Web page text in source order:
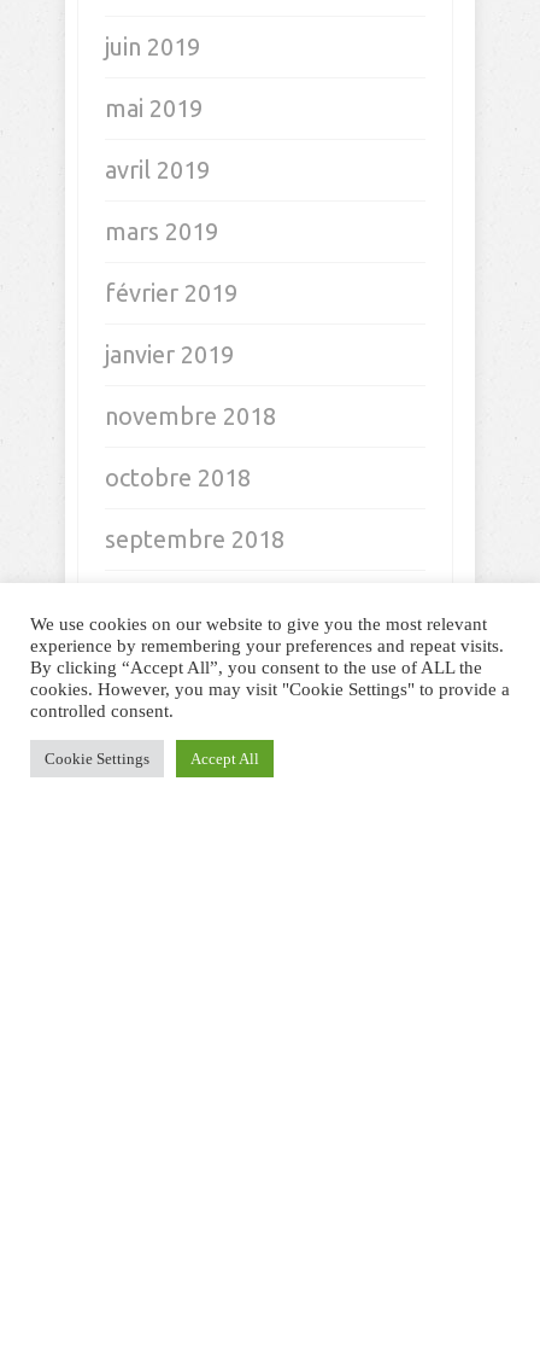
juin 2019
mai 2019
avril 2019
mars 2019
février 2019
janvier 2019
novembre 2018
octobre 2018
septembre 2018
juillet 2018
juin 2018
mai 2018
We use cookies on our website to give you the most relevant
experience by remembering your preferences and repeat visits.
By clicking “Accept All”, you consent to the use of ALL the
cookies. However, you may visit "Cookie Settings" to provide a
controlled consent.
Cookie Settings Accept All